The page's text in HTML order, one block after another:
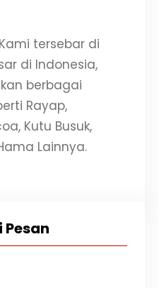
tersebar di
di Indonesia,
berbagai
Rayap,
Kutu Busuk,
Lainnya.
Pesan